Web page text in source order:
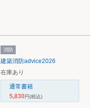
消防
建築消防advice2026
在庫あり
通常書籍
5,830円(税込)